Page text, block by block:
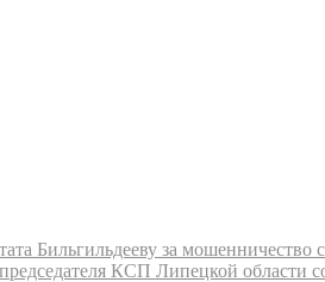
Бильгильдееву за мошенничество
КСП Липецкой области